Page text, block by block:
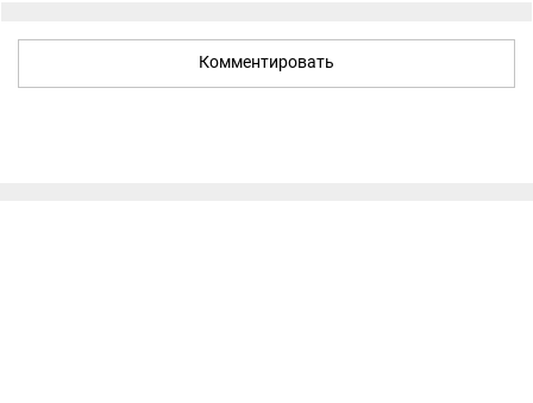
Комментировать